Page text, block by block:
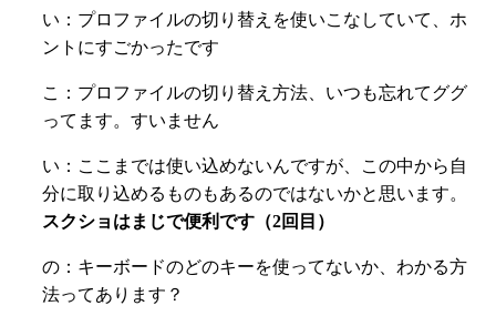
い：プロファイルの切り替えを使いこなしていて、ホ
ントにすごかったです
こ：プロファイルの切り替え方法、いつも忘れてググ
ってます。すいません
い：ここまでは使い込めないんですが、この中から自
分に取り込めるものもあるのではないかと思います。
スクショはまじで便利です（2回目）
の：キーボードのどのキーを使ってないか、わかる方
法ってあります？